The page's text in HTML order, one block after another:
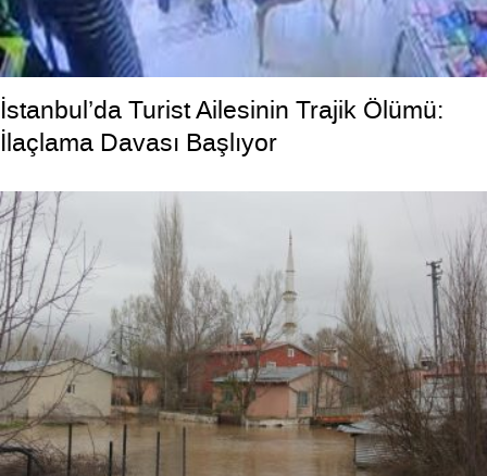
İstanbul’da Turist Ailesinin Trajik Ölümü:
İlaçlama Davası Başlıyor